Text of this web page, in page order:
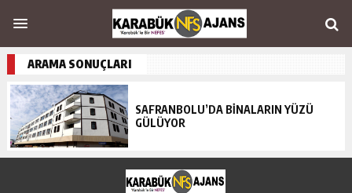
ARAMA SONUÇLARI
SAFRANBOLU’DA BİNALARIN YÜZÜ
GÜLÜYOR